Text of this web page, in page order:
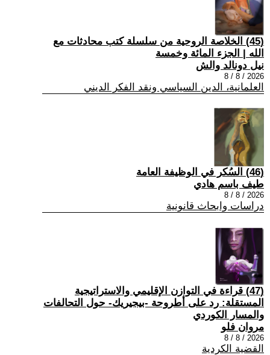
(45) الخلاصة الروحية من سلسلة كتب محادثات مع
الله | الجزء المائة وخمسة
نيل دونالد والش
2026 / 8 / 8
العلمانية، الدين السياسي ونقد الفكر الديني
(46) السُكر في الوظيفة العامة
طيف باسم هادي
2026 / 8 / 8
دراسات وابحاث قانونية
(47) قراءة في التوازن الإقليمي والاستراتيجية
المستقلة: رد على أطروحة -بيجيريك- حول التحالفات
والمسار الكوردي
مروان فلو
2026 / 8 / 8
القضية الكردية